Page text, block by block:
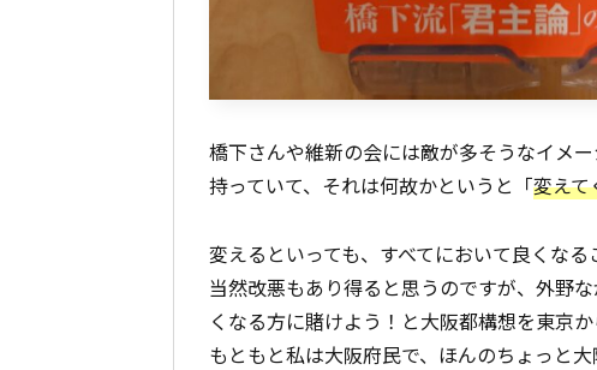
橋下さんや維新の会には敵が多そうなイメ
持っていて、それは何故かというと「変えて
変えるといっても、すべてにおいて良くなる
当然改悪もあり得ると思うのですが、外野
くなる方に賭けよう！と大阪都構想を東京か
もともと私は大阪府民で、ほんのちょっと